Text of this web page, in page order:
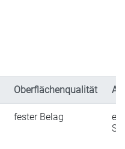
Oberflächenqualität
fester Belag